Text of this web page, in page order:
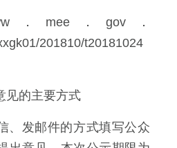
．mee．gov．
201810/t20181024
见的主要方式
、发邮件的方式填写公众